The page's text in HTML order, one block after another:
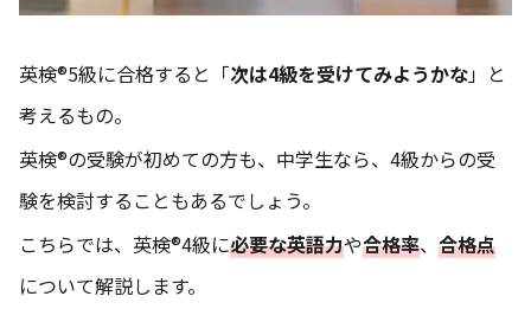
英検®5級に合格すると「次は4級を受けてみようかな」と
考えるもの。
英検®の受験が初めての方も、中学生なら、4級からの受
験を検討することもあるでしょう。
こちらでは、英検®4級に必要な英語力や合格率、 合格点
について解説します。